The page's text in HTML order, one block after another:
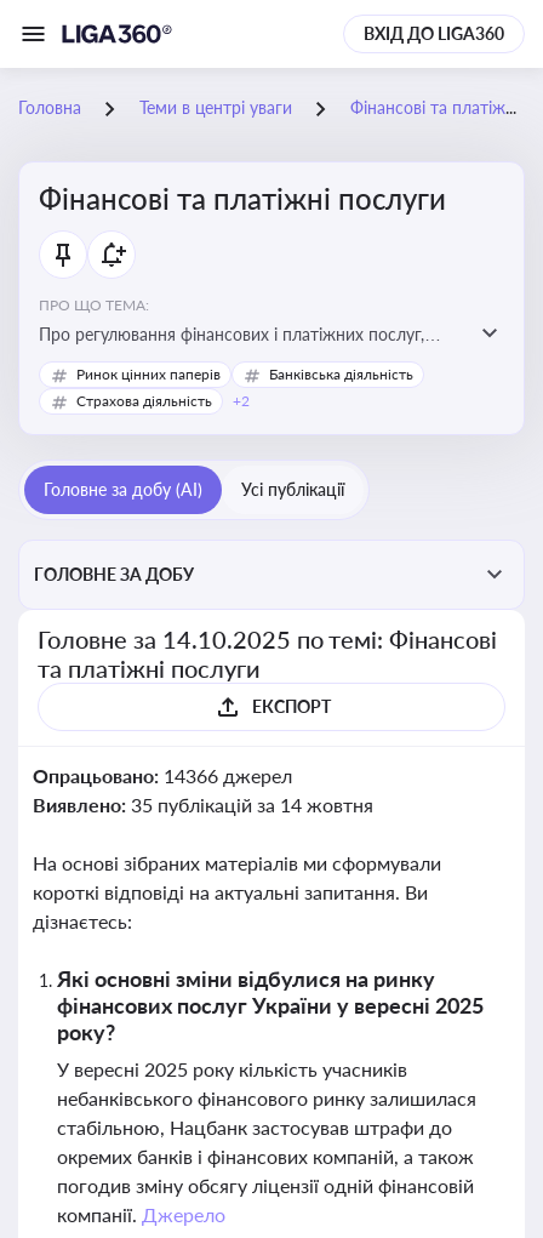
ВХІД ДО LIGA360
Головна Теми в центрі уваги Фінансові та платіжні послуги
Фінансові та платіжні послуги
ПРО ЩО ТЕМА:
Про регулювання фінансових і платіжних послуг,
управління коштами, приймання платежів та
дотримання ліцензійних вимог
Ринок цінних паперів
Банківська діяльність
Страхова діяльність
+2
Головне за добу (AI) Усі публікації
ГОЛОВНЕ ЗА ДОБУ
Головне за 14.10.2025 по темі: Фінансові
та платіжні послуги
ЕКСПОРТ
Опрацьовано: 14366 джерел
Виявлено: 35 публікацій за 14 жовтня
На основі зібраних матеріалів ми сформували
короткі відповіді на актуальні запитання. Ви
дізнаєтесь:
Які основні зміни відбулися на ринку
фінансових послуг України у вересні 2025
року?
У вересні 2025 року кількість учасників
небанківського фінансового ринку залишилася
стабільною, Нацбанк застосував штрафи до
окремих банків і фінансових компаній, а також
погодив зміну обсягу ліцензії одній фінансовій
компанії. Джерело